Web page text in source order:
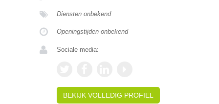
Diensten onbekend
Openingstijden onbekend
Sociale media:
BEKIJK VOLLEDIG PROFIEL